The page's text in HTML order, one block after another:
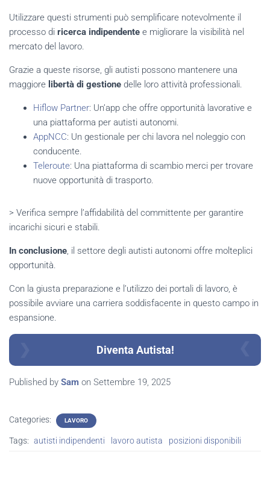
Utilizzare questi strumenti può semplificare notevolmente il
processo di ricerca indipendente e migliorare la visibilità nel
mercato del lavoro.
Grazie a queste risorse, gli autisti possono mantenere una
maggiore libertà di gestione delle loro attività professionali.
Hiflow Partner: Un’app che offre opportunità lavorative e
una piattaforma per autisti autonomi.
AppNCC: Un gestionale per chi lavora nel noleggio con
conducente.
Teleroute: Una piattaforma di scambio merci per trovare
nuove opportunità di trasporto.
> Verifica sempre l’affidabilità del committente per garantire
incarichi sicuri e stabili.
In conclusione, il settore degli autisti autonomi offre molteplici
opportunità.
Con la giusta preparazione e l’utilizzo dei portali di lavoro, è
possibile avviare una carriera soddisfacente in questo campo in
espansione.
Diventa Autista!
Published by Sam on Settembre 19, 2025
Categories: LAVORO
Tags: autisti indipendenti lavoro autista posizioni disponibili